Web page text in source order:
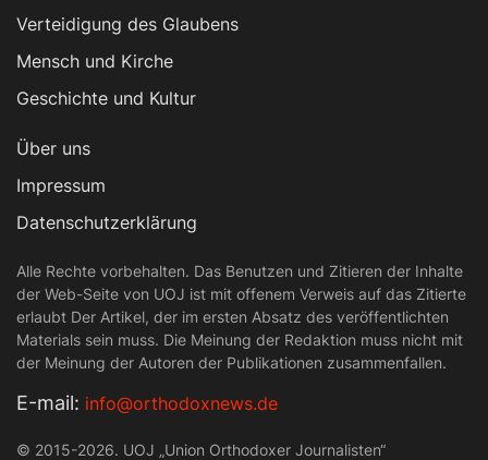
Verteidigung des Glaubens
Mensch und Kirche
Geschichte und Kultur
Über uns
Impressum
Datenschutzerklärung
Alle Rechte vorbehalten. Das Benutzen und Zitieren der Inhalte
der Web-Seite von UOJ ist mit offenem Verweis auf das Zitierte
erlaubt Der Artikel, der im ersten Absatz des veröffentlichten
Materials sein muss. Die Meinung der Redaktion muss nicht mit
der Meinung der Autoren der Publikationen zusammenfallen.
Е-mail: info@orthodoxnews.de
© 2015-2026. UOJ „Union Orthodoxer Journalisten“